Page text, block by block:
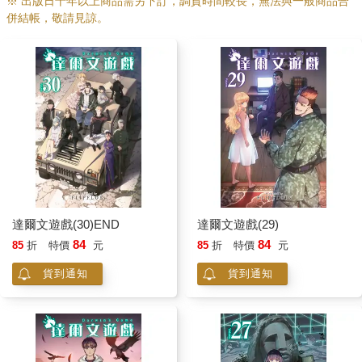
併結帳，敬請見諒。
達爾文遊戲(30)END
85 折 特價 84 元
貨到通知
達爾文遊戲(29)
85 折 特價 84 元
貨到通知